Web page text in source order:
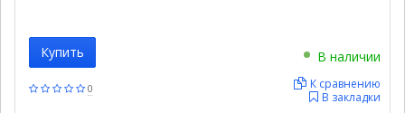
0
В наличии
В закладки
К сравнению
Купить